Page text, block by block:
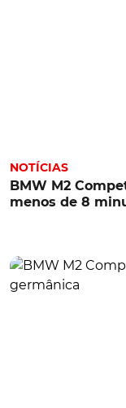
NOTÍCIAS
BMW M2
menos de 8